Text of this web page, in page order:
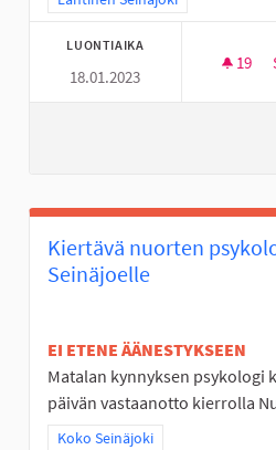
LUONTIAIKA
18.01.2023
19
Kiertävä nuorten
Seinäjoelle
EI ETENE ÄÄNESTYKSEEN
Matalan kynnyksen psykologi
päivän vastaanotto kierrolla
Rajaa tulokset teeman mukaan:
Koko Seinäjoki